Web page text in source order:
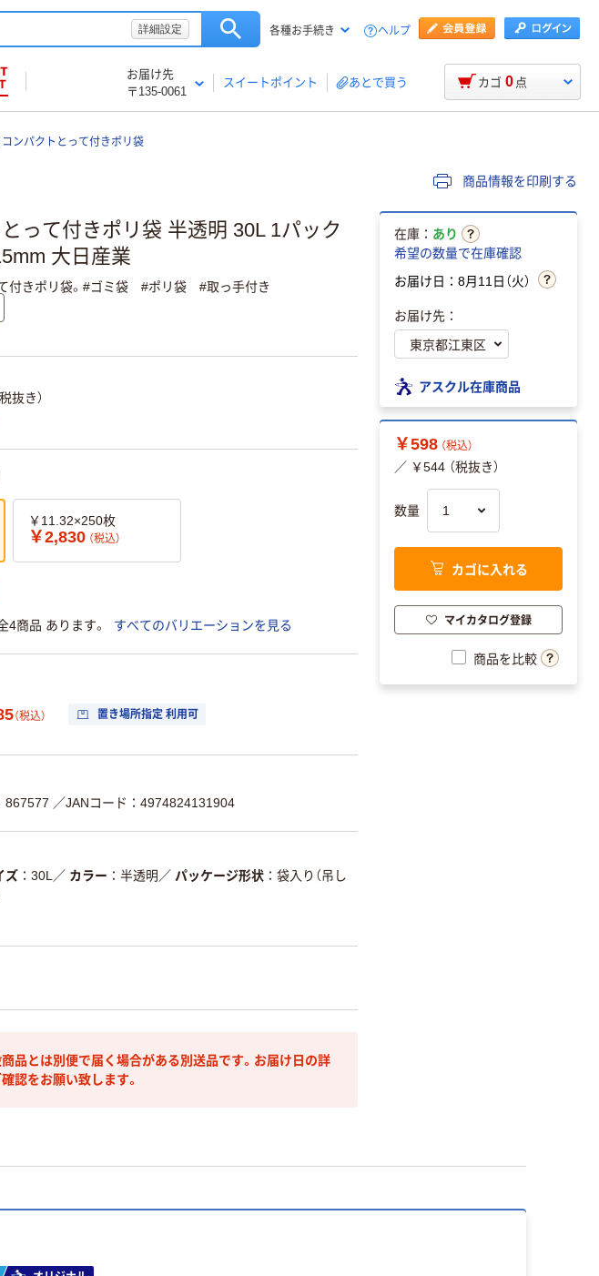
詳細設定 各種お手続き ヘルプ
お届け先
〒135-0061
スイートポイント あとで買う カゴ 0 点
ンパクトとって付きポリ袋
商品情報を印刷する
って付きポリ袋 半透明 30L 1パック
大日産業
付きポリ袋。#ゴミ袋 #ポリ袋 #取っ手付き
抜き）
￥11.32×250枚
￥2,830 （税込）
4商品 あります。
すべてのバリエーションを見る
（税込） 置き場所指定 利用可
867577 ／JANコード：4974824131904
ズ 30L ／ カラー 半透明 ／ パッケージ形状
袋入り（吊し
品とは別便で届く場合がある別送品です。お届け日の詳
認をお願い致します。
在庫： あり
希望の数量で在庫確認
お届け日：8月11日（火）
お届け先：
アスクル在庫商品
￥598 （税込）
／ ￥544 （税抜き）
数量
カゴに入れる
マイカタログ登録
商品を比較